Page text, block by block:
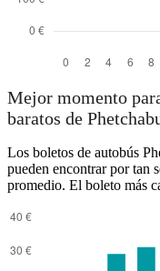
Mejor momento
baratos de
Los boletos de autobús
pueden encontrar por tan
promedio. El boleto más